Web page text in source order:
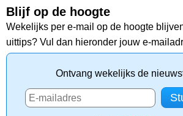
Blijf op de hoogte
Wekelijks per e-mail op de hoogte
uittips? Vul dan hieronder jouw e-
Ontvang wekelijks de